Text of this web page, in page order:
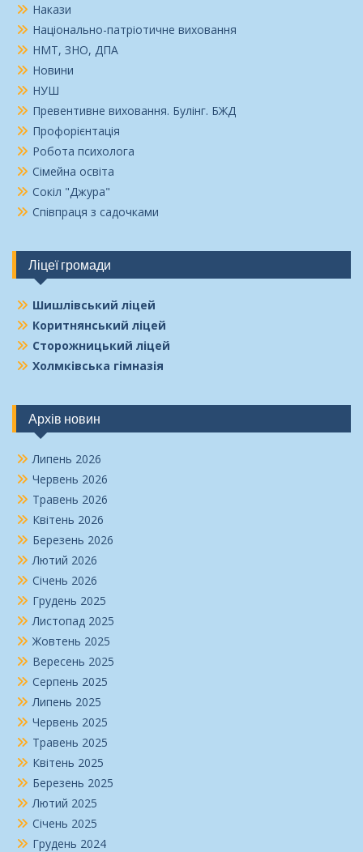
Накази
Національно-патріотичне виховання
НМТ, ЗНО, ДПА
Новини
НУШ
Превентивне виховання. Булінг. БЖД
Профорієнтація
Робота психолога
Сімейна освіта
Сокіл "Джура"
Співпраця з садочками
Ліцеї громади
Шишлівський ліцей
Коритнянський ліцей
Сторожницький ліцей
Холмківська гімназія
Архів новин
Липень 2026
Червень 2026
Травень 2026
Квітень 2026
Березень 2026
Лютий 2026
Січень 2026
Грудень 2025
Листопад 2025
Жовтень 2025
Вересень 2025
Серпень 2025
Липень 2025
Червень 2025
Травень 2025
Квітень 2025
Березень 2025
Лютий 2025
Січень 2025
Грудень 2024